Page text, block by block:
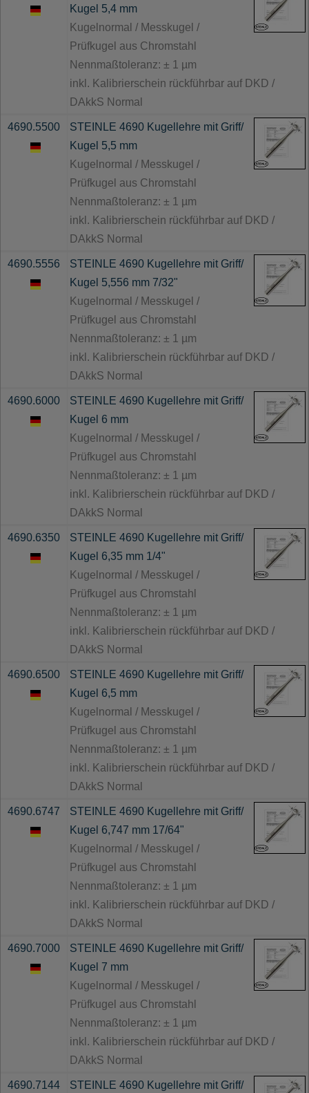
Kugel 5,4 mm
Kugelnormal / Messkugel /
Prüfkugel aus Chromstahl
Nennmaßtoleranz: ± 1 µm
inkl. Kalibrierschein rückführbar auf DKD /
DAkkS Normal
4690.5500
STEINLE 4690 Kugellehre mit Griff/
Kugel 5,5 mm
Kugelnormal / Messkugel /
Prüfkugel aus Chromstahl
Nennmaßtoleranz: ± 1 µm
inkl. Kalibrierschein rückführbar auf DKD /
DAkkS Normal
4690.5556
STEINLE 4690 Kugellehre mit Griff/
Kugel 5,556 mm 7/32"
Kugelnormal / Messkugel /
Prüfkugel aus Chromstahl
Nennmaßtoleranz: ± 1 µm
inkl. Kalibrierschein rückführbar auf DKD /
DAkkS Normal
4690.6000
STEINLE 4690 Kugellehre mit Griff/
Kugel 6 mm
Kugelnormal / Messkugel /
Prüfkugel aus Chromstahl
Nennmaßtoleranz: ± 1 µm
inkl. Kalibrierschein rückführbar auf DKD /
DAkkS Normal
4690.6350
STEINLE 4690 Kugellehre mit Griff/
Kugel 6,35 mm 1/4"
Kugelnormal / Messkugel /
Prüfkugel aus Chromstahl
Nennmaßtoleranz: ± 1 µm
inkl. Kalibrierschein rückführbar auf DKD /
DAkkS Normal
4690.6500
STEINLE 4690 Kugellehre mit Griff/
Kugel 6,5 mm
Kugelnormal / Messkugel /
Prüfkugel aus Chromstahl
Nennmaßtoleranz: ± 1 µm
inkl. Kalibrierschein rückführbar auf DKD /
DAkkS Normal
4690.6747
STEINLE 4690 Kugellehre mit Griff/
Kugel 6,747 mm 17/64"
Kugelnormal / Messkugel /
Prüfkugel aus Chromstahl
Nennmaßtoleranz: ± 1 µm
inkl. Kalibrierschein rückführbar auf DKD /
DAkkS Normal
4690.7000
STEINLE 4690 Kugellehre mit Griff/
Kugel 7 mm
Kugelnormal / Messkugel /
Prüfkugel aus Chromstahl
Nennmaßtoleranz: ± 1 µm
inkl. Kalibrierschein rückführbar auf DKD /
DAkkS Normal
4690.7144
STEINLE 4690 Kugellehre mit Griff/